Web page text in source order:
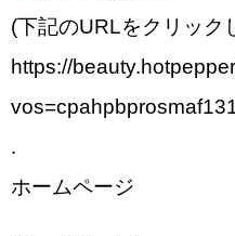
(下記のURLをクリック
https://
.
ホームページ